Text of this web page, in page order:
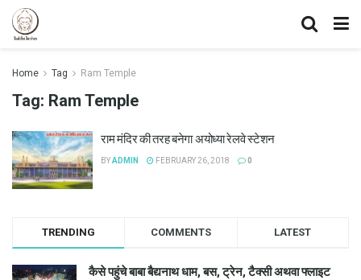
Home Tag Ram Temple
Tag: Ram Temple
राम मंदिर की तरह बनेगा अयोध्या रेलवे स्टेशन
BYADMIN FEBRUARY 26, 2018 0
TRENDING COMMENTS LATEST
कैसे पहुंचे बाबा बैद्यनाथ धाम, बस, ट्रेन, टैक्सी अथवा फ्लाइट